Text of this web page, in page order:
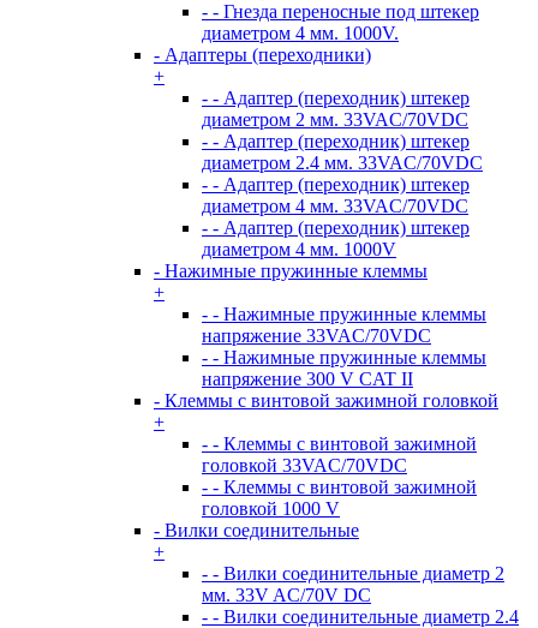
- - Гнезда переносные под штекер
диаметром 4 мм. 1000V.
- Адаптеры (переходники)
+
- - Адаптер (переходник) штекер
диаметром 2 мм. 33VAC/70VDC
- - Адаптер (переходник) штекер
диаметром 2.4 мм. 33VAC/70VDC
- - Адаптер (переходник) штекер
диаметром 4 мм. 33VAC/70VDC
- - Адаптер (переходник) штекер
диаметром 4 мм. 1000V
- Нажимные пружинные клеммы
+
- - Нажимные пружинные клеммы
напряжение 33VAC/70VDC
- - Нажимные пружинные клеммы
напряжение 300 V CAT II
- Клеммы с винтовой зажимной головкой
+
- - Клеммы с винтовой зажимной
головкой 33VAC/70VDC
- - Клеммы с винтовой зажимной
головкой 1000 V
- Вилки соединительные
+
- - Вилки соединительные диаметр 2
мм. 33V AC/70V DC
- - Вилки соединительные диаметр 2.4